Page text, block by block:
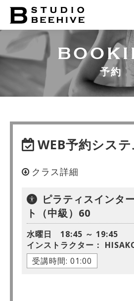
予約
WEB予約シス
クラス詳細
ピラティスインタ
ト（中級）60
水曜日 18:45 ～ 19:45
インストラクター：
受講時間: 01:00